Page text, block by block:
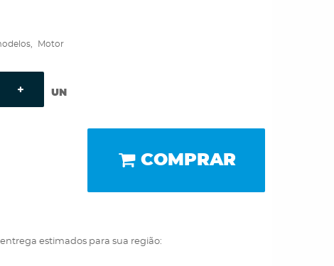
Motor
UN
COMPRAR
estimados para sua região: